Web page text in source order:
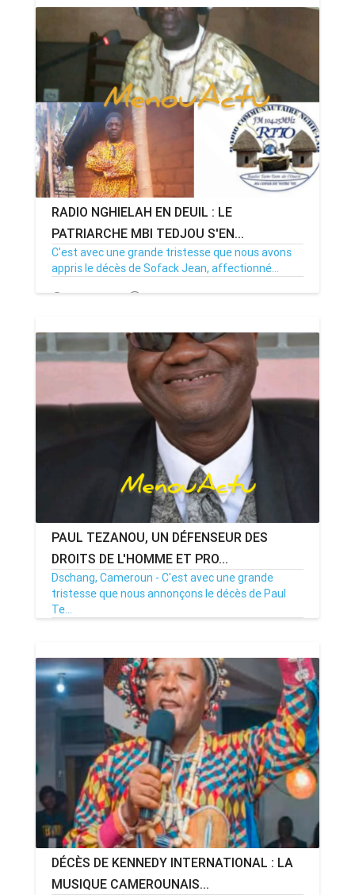
ANNONCE
ART & CULTURE & TRADITION
ASSAINISSEMENT
BREAKING-NEWS
CAMEROUN
PLUS
RADIO NGHIELAH EN DEUIL : LE
PATRIARCHE MBI TEDJOU S'EN...
C'est avec une grande tristesse que nous avons
appris le décès de Sofack Jean, affectionné...
17/03/26 Par MenouActu 0
PAUL TEZANOU, UN DÉFENSEUR DES
DROITS DE L'HOMME ET PRO...
Dschang, Cameroun - C'est avec une grande
tristesse que nous annonçons le décès de Paul
Te...
DÉCÈS DE KENNEDY INTERNATIONAL : LA
MUSIQUE CAMEROUNAIS...